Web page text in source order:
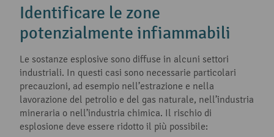
Identificare le zone
potenzialmente infiammabili
Le sostanze esplosive sono diffuse in alcuni settori
industriali. In questi casi sono necessarie particolari
precauzioni, ad esempio nell’estrazione e nella
lavorazione del petrolio e del gas naturale, nell’industria
mineraria o nell’industria chimica. Il rischio di
esplosione deve essere ridotto il più possibile: